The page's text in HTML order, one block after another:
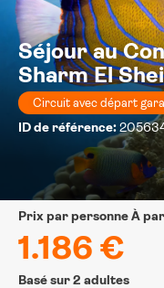
Séjour au
Sharm El
Circuit avec départ
ID de référence:
prix par personne À
1.186 €
Basé sur 2 adultes